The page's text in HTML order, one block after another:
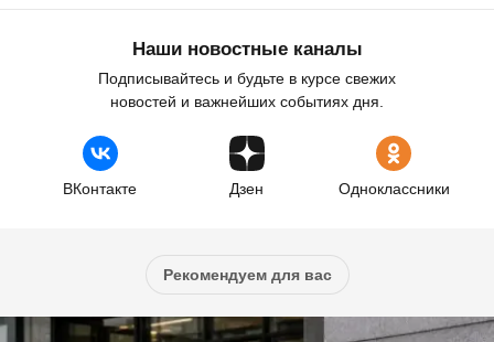
Наши новостные каналы
Подписывайтесь и будьте в курсе свежих
новостей и важнейших событиях дня.
ВКонтакте Дзен Одноклассники
Рекомендуем для вас